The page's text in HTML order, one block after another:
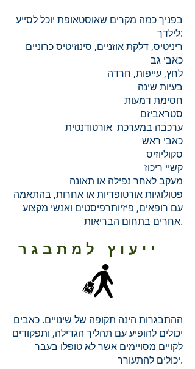
ההתבגרות הינה תקופה של שינויים. כאבים
יכולים להופיע עם תהליך הגדילה, ותפקודים
לקויים מסויימים אשר לא טופלו בעבר
יכולים להתעורר.
בפניך כמה מקרים שאוסטאופת יוכל לסייע
לילדך:
ריניטיס, דלקת אוזניים, סינוזיטיס כרוניים
כאבי גב
לחץ, עייפות, חרדה
בעיות שינה
חסימת דמעות
סטראביזם
ערכבה במערכת אורטודנטית
כאבי ראש
סקוליוזיס
קשיי ריכוז
מעקב לאחר נפילה או תאונה
פטולוגיות אורטופדיות או אחרות, בהתאמה
עם רופאים, פיזיותרפיסטים ואנשי מקצוע
אחרים בתחום הבריאות.
ייעוץ למתבגר